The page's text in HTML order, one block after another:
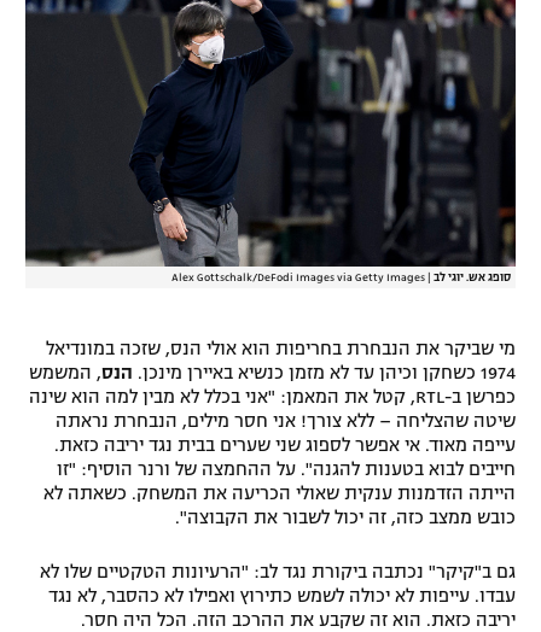
סופג אש. יוגי לב Alex Gottschalk/DeFodi Images via Getty Images
מי שביקר את הנבחרת בחריפות הוא אולי הנס, שזכה במונדיאל
1974 כשחקן וכיהן עד לא מזמן כנשיא באיירן מינכן.
הנס, המשמש
כפרשן ב-RTL, קטל את המאמן: "אני בכלל לא מבין למה הוא שינה
שיטה שהצליחה – ללא צורך! אני חסר מילים, הנבחרת נראתה
עייפה מאוד. אי אפשר לספוג שני שערים בבית נגד יריבה כזאת.
חייבים לבוא בטענות להגנה". על ההחמצה של ורנר הוסיף: "זו
הייתה הזדמנות ענקית שאולי הכריעה את המשחק. כשאתה לא
כובש ממצב כזה, זה יכול לשבור את הקבוצה".
גם ב"קיקר" נכתבה ביקורת נגד לב: "הרעיונות הטקטיים שלו לא
עבדו. עייפות לא יכולה לשמש כתירוץ ואפילו לא כהסבר, לא נגד
יריבה כזאת. הוא זה שקבע את ההרכב הזה. הכל היה חסר.